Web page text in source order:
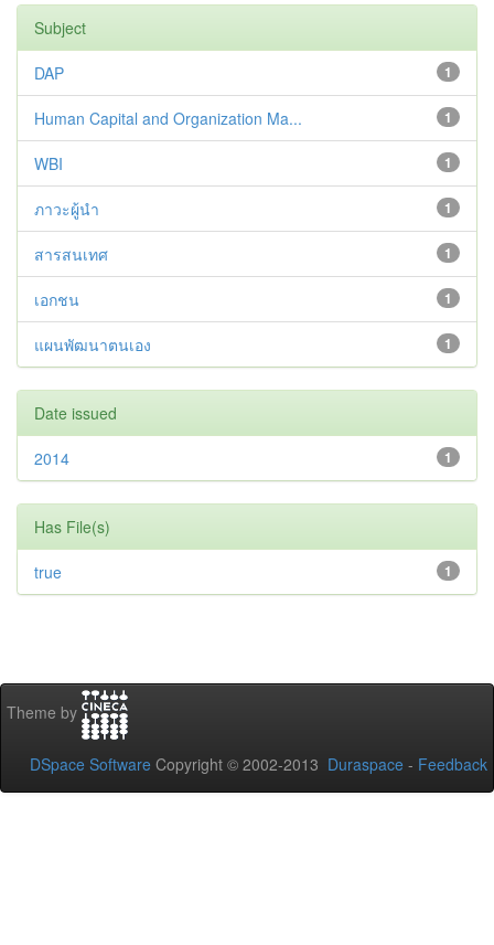
Subject
1
DAP
1
Human Capital and Organization Ma...
1
WBI
1
ภาวะผู้นำ
1
สารสนเทศ
1
เอกชน
1
แผนพัฒนาตนเอง
Date issued
1
2014
Has File(s)
1
true
Theme by
DSpace Software Copyright © 2002-2013 Duraspace - Feedback